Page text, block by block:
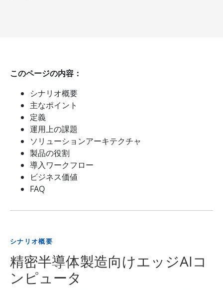
このページの内容：
シナリオ概要
主なポイント
定義
運用上の課題
ソリューションアーキテクチャ
製品の役割
導入ワークフロー
ビジネス価値
FAQ
シナリオ概要
精密半導体製造向けエッジAIコ
ンピュータ